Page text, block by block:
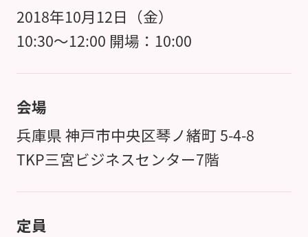
2018年10月12日（金）
10:30～12:00 開場：10:00
会場
兵庫県 神戸市中央区琴ノ緒町 5-4-8
TKP三宮ビジネスセンター7階
定員